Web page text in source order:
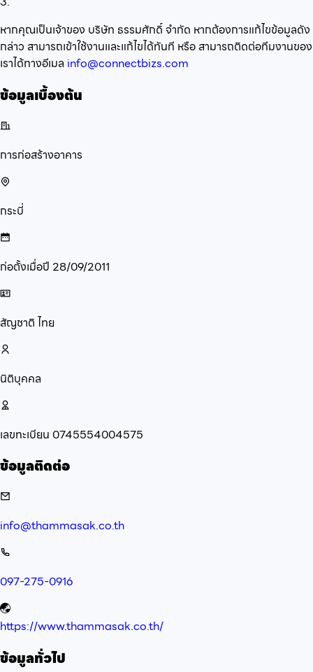
หากคุณเป็นเจ้าของ บริษัท ธรรมศักดิ์ จำกัด หากต้องการแก้ไขข้อมูลดัง
กล่าว สามารถเข้าใช้งานและแก้ไขได้ทันที หรือ สามารถติดต่อทีมงานของ
เราได้ทางอีเมล info@connectbizs.com
ข้อมูลเบื้องต้น
การก่อสร้างอาคาร
กระบี่
ก่อตั้งเมื่อปี 28/09/2011
สัญชาติ ไทย
นิติบุคคล
เลขทะเบียน 0745554004575
ข้อมูลติดต่อ
info@thammasak.co.th
097-275-0916
https://www.thammasak.co.th/
ข้อมูลทั่วไป